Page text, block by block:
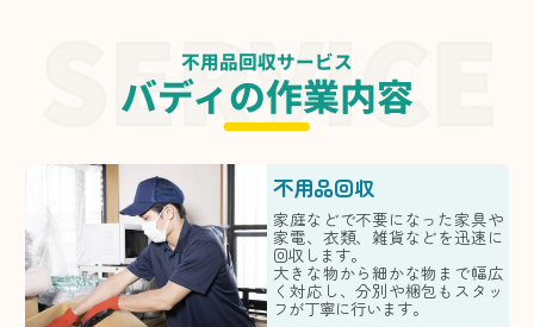
不用品回収サービス
バディの作業内容
不用品回収
家庭などで不要になった家具や
家電、衣類、雑貨などを迅速に
回収します。
大きな物から細かな物まで幅広
く対応し、分別や梱包もスタッ
フが丁寧に行います。